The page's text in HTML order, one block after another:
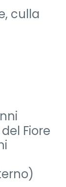
culla
Fiore